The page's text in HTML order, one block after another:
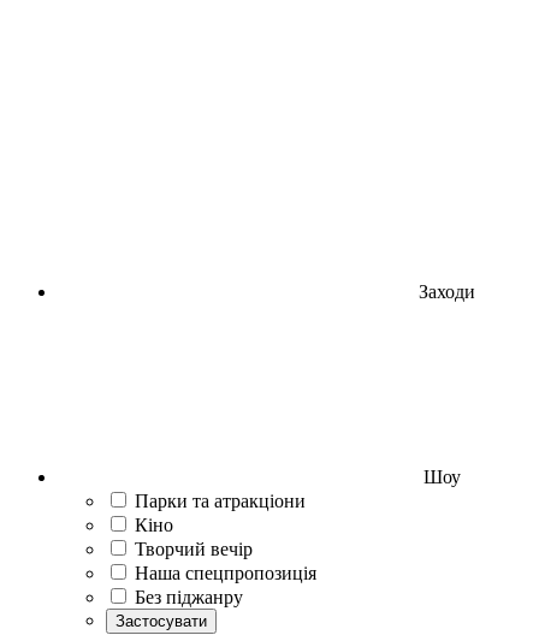
Заходи
Шоу
Парки та атракціони
Кіно
Творчий вечір
Наша спецпропозиція
Без піджанру
Застосувати